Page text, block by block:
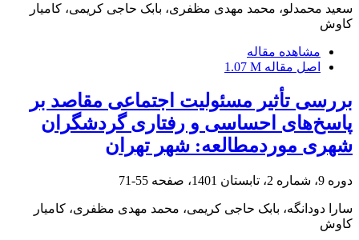
سعید محمدلو، محمد مهدی مظفری، بابک حاجی کریمی، کامیار
کاوش
مشاهده مقاله
اصل مقاله 1.07 M
بررسی تأثیر مسئولیت اجتماعی مقاصد بر
پاسخ‌های احساسی و رفتاری گردشگران
شهری موردمطالعه: شهر تهران
دوره 9، شماره 2، تابستان 1401، صفحه 55-71
سارا دودانگه، بابک حاجی کریمی، محمد مهدی مظفری، کامیار
کاوش